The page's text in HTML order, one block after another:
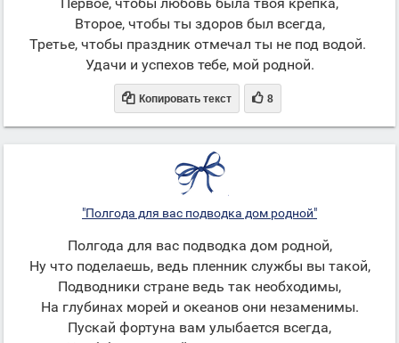
Второе, чтобы ты здоров был всегда,
Третье, чтобы праздник отмечал ты не под водой.
Удачи и успехов тебе, мой родной.
 Копировать текст  8
"Полгода для вас подводка дом родной"
Полгода для вас подводка дом родной,
Ну что поделаешь, ведь пленник службы вы такой,
Подводники стране ведь так необходимы,
На глубинах морей и океанов они незаменимы.
Пускай фортуна вам улыбается всегда,